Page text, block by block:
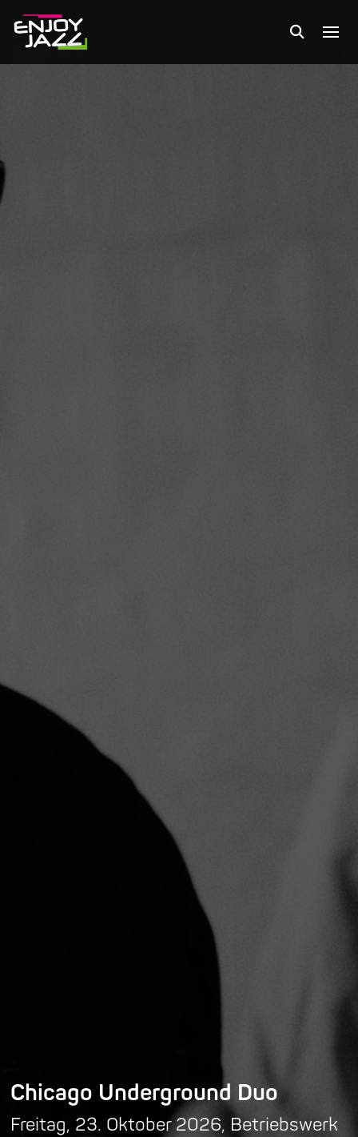
Chicago Underground Duo
Freitag, 23. Oktober 2026, Betriebswerk